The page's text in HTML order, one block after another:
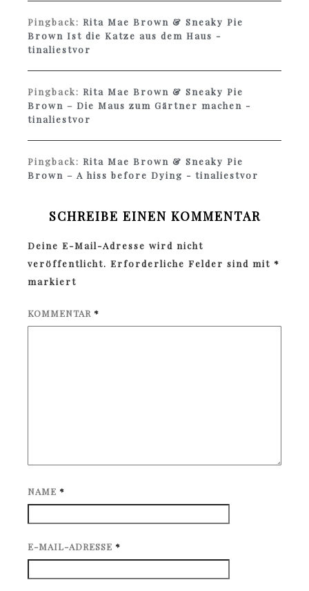
Pingback:Rita Mae Brown & Sneaky Pie
Brown Ist die Katze aus dem Haus -
tinaliestvor
Pingback:Rita Mae Brown & Sneaky Pie
Brown – Die Maus zum Gärtner machen -
tinaliestvor
Pingback:Rita Mae Brown & Sneaky Pie
Brown – A hiss before Dying - tinaliestvor
SCHREIBE EINEN KOMMENTAR
Deine E-Mail-Adresse wird nicht
veröffentlicht. Erforderliche Felder sind mit *
markiert
KOMMENTAR *
NAME *
E-MAIL-ADRESSE *